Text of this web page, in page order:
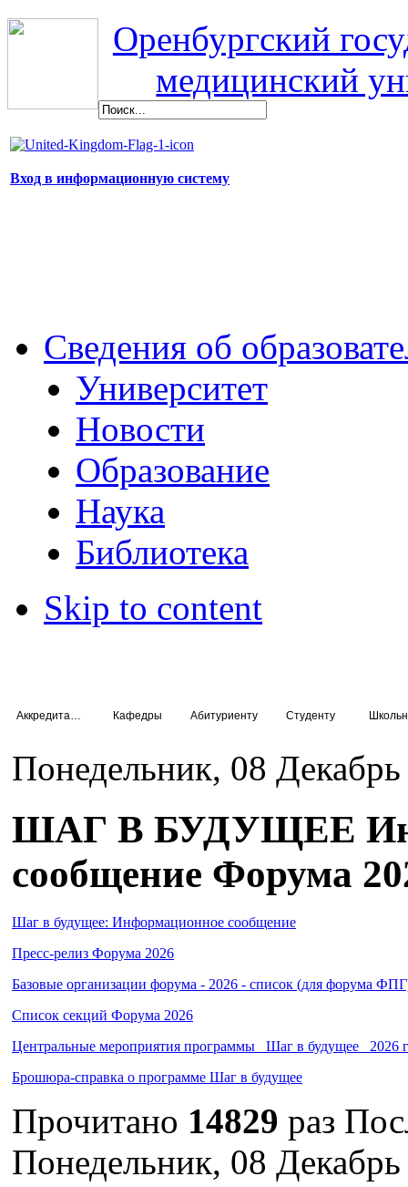
Оренбургский
медицинский
Вход в информационную систему
Сведения об
Университет
Новости
Образование
Наука
Библиотека
Skip to content
Кафедры Абитуриенту Студенту
Понедельник, 08
ШАГ В БУДУЩЕЕ
сообщение Форума
Шаг в будущее: Информационное сообщение
Пресс-релиз Форума 2026
Базовые организации форума - 2026 - список (для форума
Список секций Форума 2026
Центральные мероприятия программы _Шаг в будущее_ 2026
Брошюра-справка о программе Шаг в будущее
Прочитано 14829 раз
Понедельник, 08